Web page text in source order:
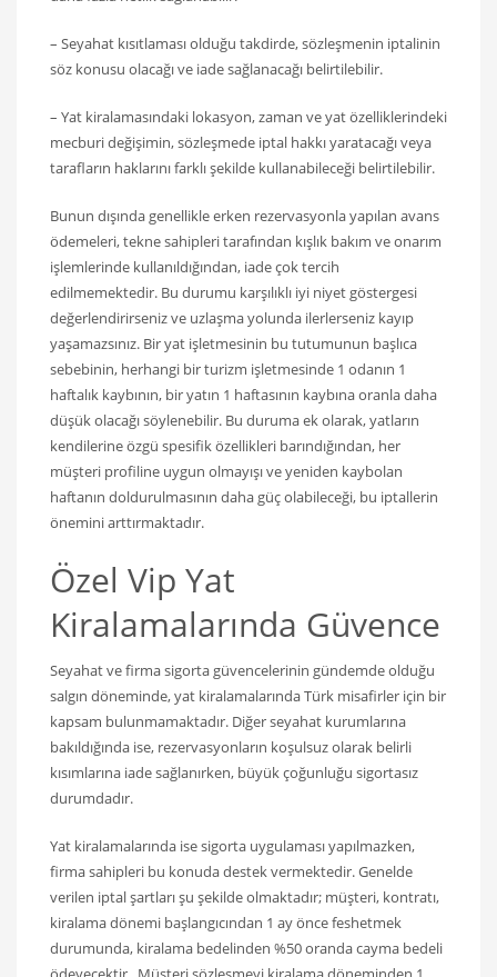
– Seyahat kısıtlaması olduğu takdirde, sözleşmenin iptalinin
söz konusu olacağı ve iade sağlanacağı belirtilebilir.
– Yat kiralamasındaki lokasyon, zaman ve yat özelliklerindeki
mecburi değişimin, sözleşmede iptal hakkı yaratacağı veya
tarafların haklarını farklı şekilde kullanabileceği belirtilebilir.
Bunun dışında genellikle erken rezervasyonla yapılan avans
ödemeleri, tekne sahipleri tarafından kışlık bakım ve onarım
işlemlerinde kullanıldığından, iade çok tercih
edilmemektedir. Bu durumu karşılıklı iyi niyet göstergesi
değerlendirirseniz ve uzlaşma yolunda ilerlerseniz kayıp
yaşamazsınız. Bir yat işletmesinin bu tutumunun başlıca
sebebinin, herhangi bir turizm işletmesinde 1 odanın 1
haftalık kaybının, bir yatın 1 haftasının kaybına oranla daha
düşük olacağı söylenebilir. Bu duruma ek olarak, yatların
kendilerine özgü spesifik özellikleri barındığından, her
müşteri profiline uygun olmayışı ve yeniden kaybolan
haftanın doldurulmasının daha güç olabileceği, bu iptallerin
önemini arttırmaktadır.
Özel Vip Yat
Kiralamalarında Güvence
Seyahat ve firma sigorta güvencelerinin gündemde olduğu
salgın döneminde, yat kiralamalarında Türk misafirler için bir
kapsam bulunmamaktadır. Diğer seyahat kurumlarına
bakıldığında ise, rezervasyonların koşulsuz olarak belirli
kısımlarına iade sağlanırken, büyük çoğunluğu sigortasız
durumdadır.
Yat kiralamalarında ise sigorta uygulaması yapılmazken,
firma sahipleri bu konuda destek vermektedir. Genelde
verilen iptal şartları şu şekilde olmaktadır; müşteri, kontratı,
kiralama dönemi başlangıcından 1 ay önce feshetmek
durumunda, kiralama bedelinden %50 oranda cayma bedeli